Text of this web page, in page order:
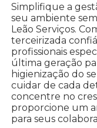
Simplifique a
seu ambiente
Leão Serviços.
terceirizada
profissionais
última geração
higienização do
cuidar de cada
concentre no
proporcione um
para seus